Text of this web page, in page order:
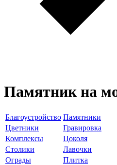
Памятник на
Благоустройство Памятники
Цветники
Гравировка
Комплексы
Цоколя
Столики
Лавочки
Ограды
Плитка